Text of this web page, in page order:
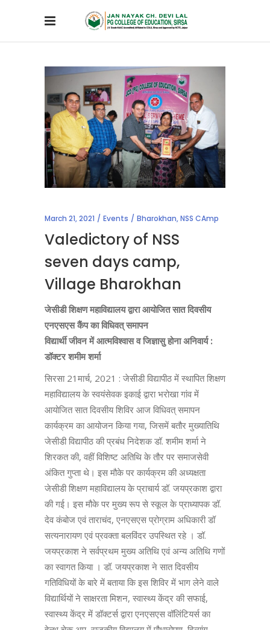
March 21, 2021 Events Bharokhan,NSS CAmp
Valedictory of NSS
seven days camp,
Village Bharokhan
जेसीडी शिक्षण महाविद्यालय द्वारा आयोजित सात दिवसीय
एनएसएस कैंप का विधिवत् समापन
विद्यार्थी जीवन में आत्मविश्वास व जिज्ञासु होना अनिवार्य :
डॉक्टर शमीम शर्मा
सिरसा 21मार्च, 2021 : जेसीडी विद्यापीठ में स्थापित शिक्षण
महाविद्यालय के स्वयंसेवक इकाई द्वारा भरोखा गांव में
आयोजित सात दिवसीय शिविर आज विधिवत् समापन
कार्यक्रम का आयोजन किया गया, जिसमें बतौर मुख्यातिथि
जेसीडी विद्यापीठ की प्रबंध निदेशक डॉ. शमीम शर्मा ने
शिरकत की, वहीं विशिष्ट अतिथि के तौर पर समाजसेवी
अंकित गुप्ता थे। इस मौके पर कार्यक्रम की अध्यक्षता
जेसीडी शिक्षण महाविद्यालय के प्राचार्य डॉ. जयप्रकाश द्वारा
की गई। इस मौके पर मुख्य रूप से स्कूल के प्राध्यापक डॉ.
देव कंबोज एवं ताराचंद, एनएसएस प्रोग्राम अधिकारी डॉ
सत्यनारायण एवं प्रवक्ता बलविंदर उपस्थित रहे । डॉ.
जयप्रकाश ने सर्वप्रथम मुख्य अतिथि एवं अन्य अतिथि गणों
का स्वागत किया । डॉ. जयप्रकाश ने सात दिवसीय
गतिविधियों के बारे में बताया कि इस शिविर में भाग लेने वाले
विद्यार्थियों ने साक्षरता मिशन, स्वास्थ्य केंद्र की सफाई,
स्वास्थ्य केंद्र में डॉक्टर्स द्वारा एनएसएस वॉलिंटियर्स का